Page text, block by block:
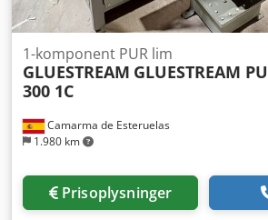
Camarma de Esteruelas
1.980 km
1-komponent PUR lim
GLUESTREAM GLUESTREAM
300 1C
Prisoplysninger